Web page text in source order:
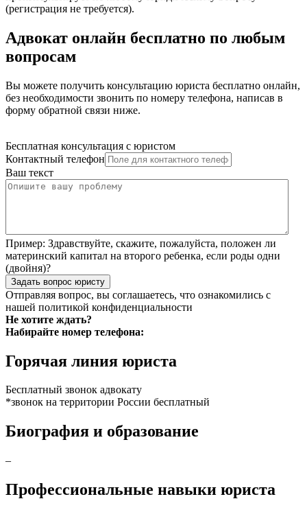
(регистрация не требуется).
Адвокат онлайн бесплатно по любым
вопросам
Вы можете получить консультацию юриста бесплатно онлайн,
без необходимости звонить по номеру телефона, написав в
форму обратной связи ниже.
Бесплатная консультация с юристом
Контактный телефон
Ваш текст
Пример: Здравствуйте, скажите, пожалуйста, положен ли
материнский капитал на второго ребенка, если роды одни
(двойня)?
Задать вопрос юристу
Отправляя вопрос, вы соглашаетесь, что ознакомились с
нашей политикой конфиденциальности
Не хотите ждать?
Набирайте номер телефона:
Горячая линия юриста
Бесплатный звонок адвокату
*звонок на территории России бесплатный
Биография и образование
–
Профессиональные навыки юриста